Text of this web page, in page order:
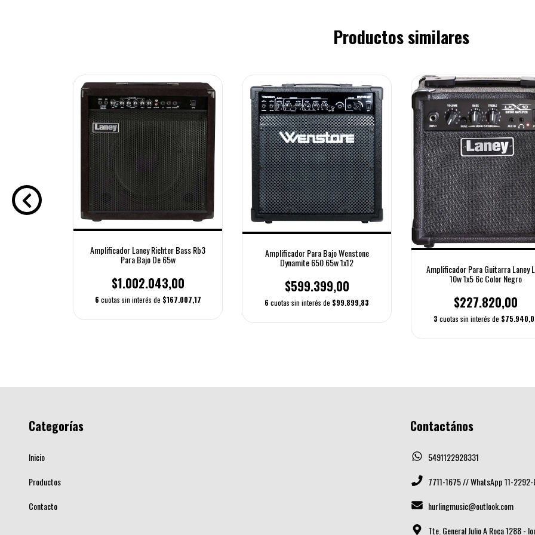
Productos similares
Laney
Amplificador Laney Richter Bass Rb3
Para Bajo De 65w
$1.002.043,00
6 cuotas sin interés de $167.007,17
Amplificador Para Bajo Wenstone
Dynamite 650 65w 1x12
$599.399,00
6 cuotas sin interés de $99.899,83
Amplificador Para Guitarra Laney
10w 1x5 6c Color Negro
$227.820,00
3 cuotas sin interés de
Categorías
Inicio
Productos
Contacto
Contactános
5491122928331
7711-1675 // WhatsApp 11-2292-
hurlingmusic@outlook.com
Tte. General Julio A Roca 1288 -